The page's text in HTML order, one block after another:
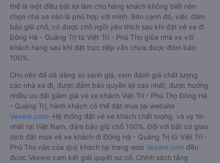
thể là một điều bất lợi làm cho hàng khách không biết nên
chọn nhà xe nào là phù hợp với mình. Bên cạnh đó, việc đảm
bảo giữ chỗ, có được chỗ ngồi yêu thích sau khi đặt vé xe đi
Đông Hà - Quảng Trị từ Việt Trì - Phú Thọ giữa nhà xe với
khách hàng sau khi đặt trực tiếp vẫn chưa được đảm bảo
100%.
Cho nên để dễ dàng so sánh giá, xem đánh giá chất lượng
các nhà xe đi, được đảm bảo quyền lợi cao nhất, được hưởng
nhiều ưu đãi giảm giá vé xe khách Việt Trì - Phú Thọ Đông Hà
- Quảng Trị, hành khách có thể đặt mua tại website
Vexere.com- Hệ thống đặt vé xe khách chất lượng, và uy tín
nhất tại Việt Nam, đảm bảo giữ chỗ 100%. Đối với bất cứ giao
dịch đặt mua vé xe khách đi Đông Hà - Quảng Trị từ Việt Trì -
Phú Thọ nào của quý khách tại trang web Vexere.com đều
được Vexere cam kết giải quyết sự cố. Chính sách tặng